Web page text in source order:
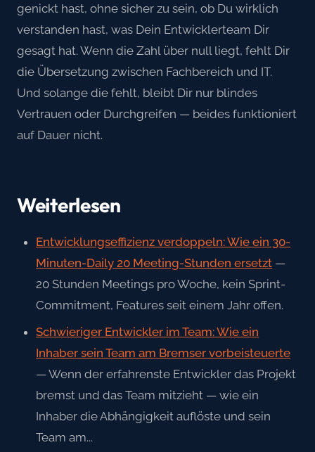
genickt hast, ohne sicher zu sein, ob Du wirklich
verstanden hast, was Dein Entwicklerteam Dir
gesagt hat. Wenn die Zahl über null liegt, fehlt Dir
die Übersetzung zwischen Fachbereich und IT.
Und solange die fehlt, bleibt Dir nur blindes
Vertrauen oder Durchgreifen — beides funktioniert
auf Dauer nicht.
Weiterlesen
Entwicklungseffizienz verdoppeln: Wie ein 30-
Minuten-Daily 20 Meeting-Stunden ersetzt —
20 Stunden Meetings pro Woche, kein Sprint-
Commitment, Features seit einem Jahr offen.
Schwieriger Entwickler im Team: Wie ein
Inhaber sein Team am Bremser vorbeisteuerte
— Wenn der erfahrenste Entwickler das Projekt
bremst und das Team mitzieht — wie ein
Inhaber die Abhängigkeit auflöste und sein
Team am...